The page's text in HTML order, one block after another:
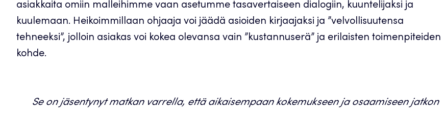
asiakkaita omiin malleihimme vaan asetumme tasavertaiseen dialogiin, kuuntelijaksi ja
kuulemaan. Heikoimmillaan ohjaaja voi jäädä asioiden kirjaajaksi ja ”velvollisuutensa
tehneeksi”, jolloin asiakas voi kokea olevansa vain ”kustannuserä” ja erilaisten toimenpiteiden
kohde.
Se on jäsentynyt matkan varrella, että aikaisempaan kokemukseen ja osaamiseen jatkon